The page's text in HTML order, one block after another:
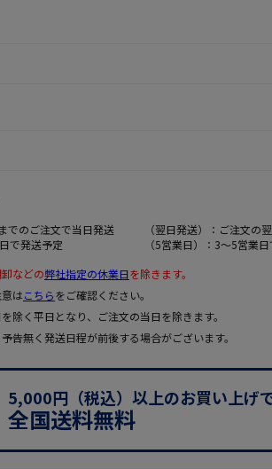
でのご注文で当日発送
（翌日発送）：ご注文の
で発送予定
（5営業日）：3～5営業
などの弊社指定の休業日を除きます。
はこちらをご確認ください。
除く平日となり、ご注文の当日を除きます。
告無く発送日程が前後する場合がございます。
5,000円（税込）以上のお買い上げ
全国送料無料